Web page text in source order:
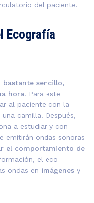
del paciente.
Ecografía
bastante sencillo,
hora. Para este
al paciente con la
camilla. Después,
a estudiar y con
emitirán ondas sonoras
el comportamiento de
el eco
ondas en imágenes y